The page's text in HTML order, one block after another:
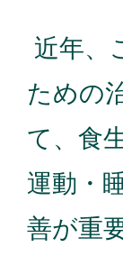
近年、
ための
て、食
運動・
善が重